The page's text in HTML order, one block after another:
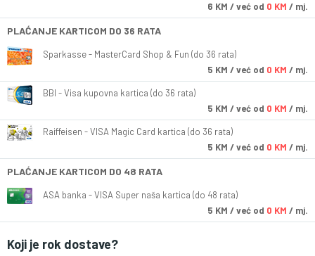
6 KM / već od 0 KM / mj.
PLAĆANJE KARTICOM DO 36 RATA
Sparkasse - MasterCard Shop & Fun (do 36 rata)
5 KM / već od 0 KM / mj.
BBI - Visa kupovna kartica (do 36 rata)
5 KM / već od 0 KM / mj.
Raiffeisen - VISA Magic Card kartica (do 36 rata)
5 KM / već od 0 KM / mj.
PLAĆANJE KARTICOM DO 48 RATA
ASA banka - VISA Super naša kartica (do 48 rata)
5 KM / već od 0 KM / mj.
Koji je rok dostave?